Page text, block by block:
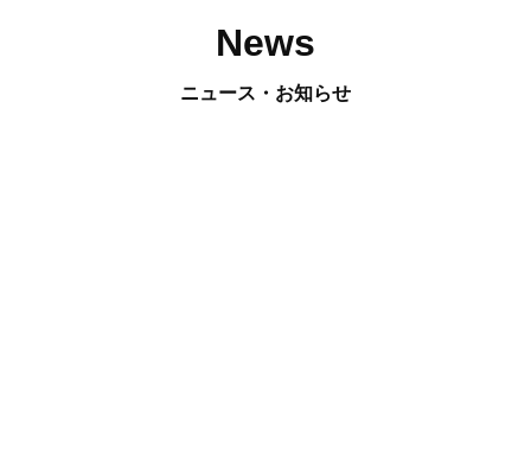
News
ニュース・お知らせ